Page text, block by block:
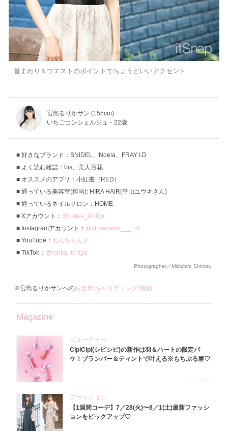
首まわり＆ウエストのポイントでちょうどいいアクセント
宮島るりかサン (155cm)
いちごコンシェルジュ・22歳
好きなブランド：SNIDEL、Noela、FRAY I.D
よく読む雑誌：bis、美人百花
オススメのアプリ：小紅書（RED）
通っている美容室(担当): HIRA HAIR(平山ユウキさん)
通っているネイルサロン：HOME
Xアカウント： @rurika_ichigo
Instagramアカウント： @strawberry___r.m
YouTube： わんちゃんす
TikTok： @rurika_ichigo
Photographer／Michihiro Shimizu
※宮島るりかサンへのお仕事(キャスティング)依頼
Magazine
ビューティー
CipiCipi(シピシピ)の新作は羽＆ハートの限定パ
ケ！プランパー＆ティントで叶える※もちぷる唇♡
ファッション
【1週間コーデ】7／28(火)〜8／1(土)最新ファッシ
ョンをピックアップ♡